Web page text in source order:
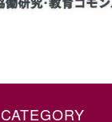
CATEGORY